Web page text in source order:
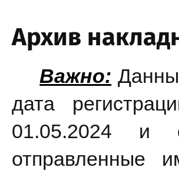
Архив
Важно:
дата
отправленные